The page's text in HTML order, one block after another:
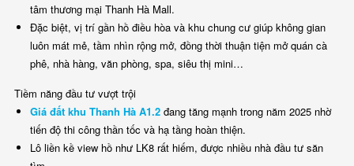
tâm thương mại Thanh Hà Mall.
Đặc biệt, vị trí gần hồ điều hòa và khu chung cư giúp không gian
luôn mát mẻ, tầm nhìn rộng mở, đồng thời thuận tiện mở quán cà
phê, nhà hàng, văn phòng, spa, siêu thị mini…
Tiềm năng đầu tư vượt trội
Giá đất khu Thanh Hà A1.2đang tăng mạnh trong năm 2025 nhờ
tiến độ thi công thần tốc và hạ tầng hoàn thiện.
Lô liền kề view hồ như LK8 rất hiếm, được nhiều nhà đầu tư săn